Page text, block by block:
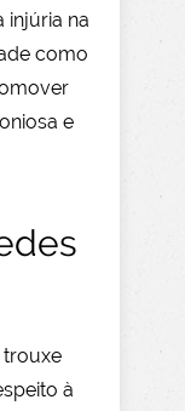
injúria na
como
e
trouxe
à